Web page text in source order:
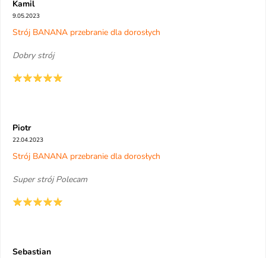
Kamil
9.05.2023
Strój BANANA przebranie dla dorosłych
Dobry strój
Piotr
22.04.2023
Strój BANANA przebranie dla dorosłych
Super strój Polecam
Sebastian